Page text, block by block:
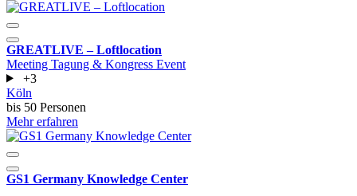
GREATLIVE – Loftlocation
Meeting Tagung & Kongress Event
+3
Köln
bis 50 Personen
Mehr erfahren
GS1 Germany Knowledge Center